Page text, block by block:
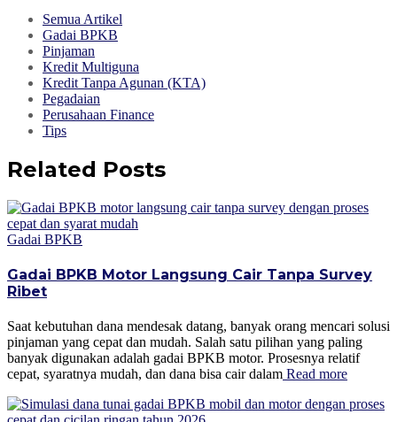
Semua Artikel
Gadai BPKB
Pinjaman
Kredit Multiguna
Kredit Tanpa Agunan (KTA)
Pegadaian
Perusahaan Finance
Tips
Related Posts
Gadai BPKB
Gadai BPKB Motor Langsung Cair Tanpa Survey
Ribet
Saat kebutuhan dana mendesak datang, banyak orang mencari solusi
pinjaman yang cepat dan mudah. Salah satu pilihan yang paling
banyak digunakan adalah gadai BPKB motor. Prosesnya relatif
cepat, syaratnya mudah, dan dana bisa cair dalam Read more